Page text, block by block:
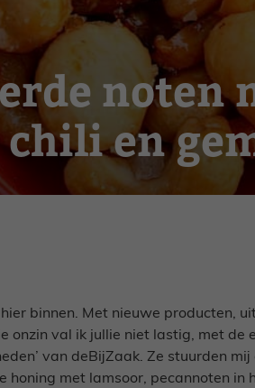
noten
en
binnen. Met nieuwe producten,
onzin val ik jullie niet lastig, met de
van deBijZaak. Ze stuurden
honing met lamsoor, pecannoten in